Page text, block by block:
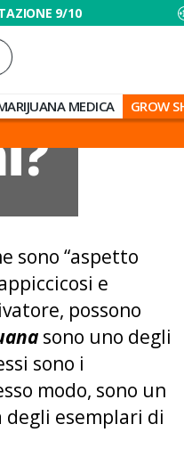
9/10
MEDICA GROW
sono “aspetto
e
possono
sono uno degli
sono i
modo, sono un
esemplari di